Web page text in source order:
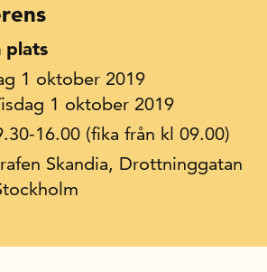
plats
1 oktober 2019
1 oktober 2019
16.00 (fika från kl 09.00)
Skandia, Drottninggatan